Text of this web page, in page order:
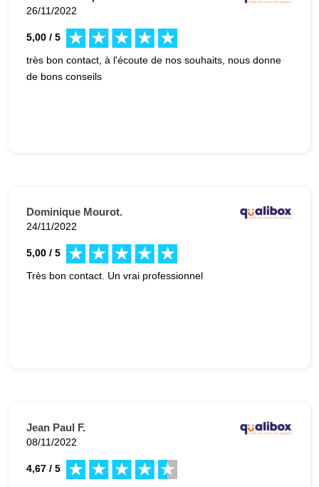
26/11/2022
5,00 / 5
très bon contact, à l'écoute de nos souhaits, nous donne
de bons conseils
Dominique Mourot.
24/11/2022
5,00 / 5
Très bon contact. Un vrai professionnel
Jean Paul F.
08/11/2022
4,67 / 5